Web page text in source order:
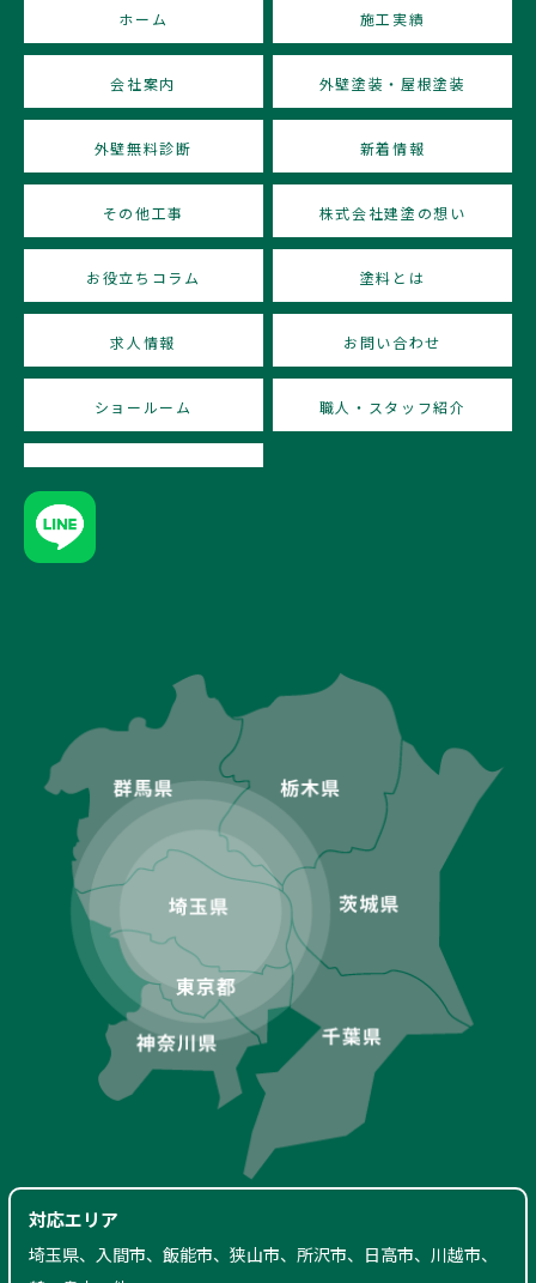
ホーム 施工実績
会社案内 外壁塗装・屋根塗装
外壁無料診断 新着情報
その他工事 株式会社建塗の想い
お役立ちコラム 塗料とは
求人情報 お問い合わせ
ショールーム 職人・スタッフ紹介
対応エリア
埼玉県、入間市、飯能市、狭山市、所沢市、日高市、川越市、